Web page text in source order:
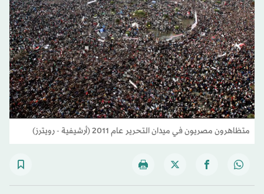
متظاهرون مصريون في ميدان التحرير عام 2011 (أرشيفية - رويترز)